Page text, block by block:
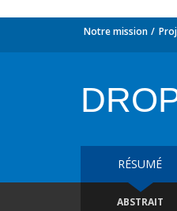
Notre mission
RÉSUMÉ
ABSTRAIT